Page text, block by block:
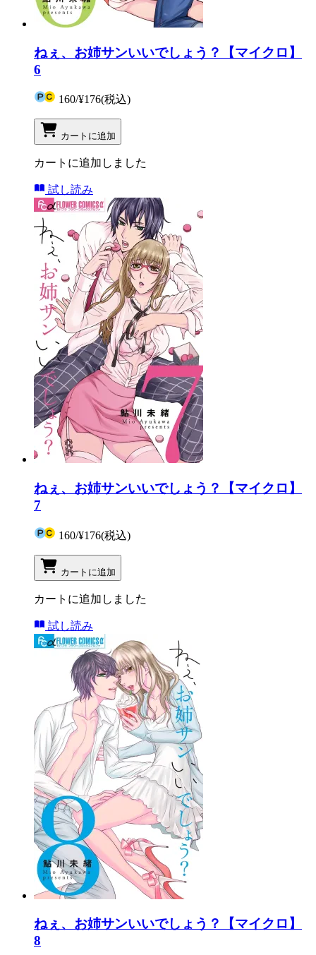
ねぇ、お姉サンいいでしょう？【マイクロ】
6
160/¥176(税込)
カートに追加
カートに追加しました
試し読み
ねぇ、お姉サンいいでしょう？【マイクロ】
7
160/¥176(税込)
カートに追加
カートに追加しました
試し読み
ねぇ、お姉サンいいでしょう？【マイクロ】
8